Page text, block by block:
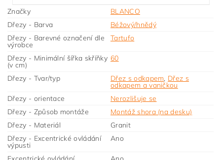
Značky
BLANCO
Dřezy - Barva
Béžový/hnědý
Dřezy - Barevné označení dle
výrobce
Tartufo
Dřezy - Minimální šířka skříňky
(v cm)
60
Dřezy - Tvar/typ Dřez s odkapem, Dřez s
odkapem a vaničkou
Dřezy - orientace
Nerozlišuje se
Dřezy - Způsob montáže
Montáž shora (na desku)
Dřezy - Materiál
Granit
Dřezy - Excentrické ovládání
výpusti
Ano